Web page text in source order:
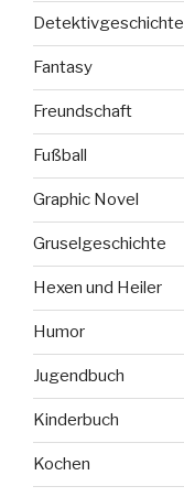
Detektivgeschichte
Fantasy
Freundschaft
Fußball
Graphic Novel
Gruselgeschichte
Hexen und Heiler
Humor
Jugendbuch
Kinderbuch
Kochen